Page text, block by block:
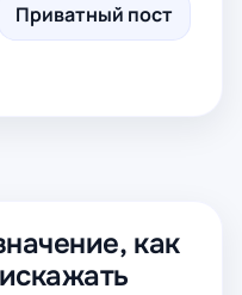
Приватный пост
как